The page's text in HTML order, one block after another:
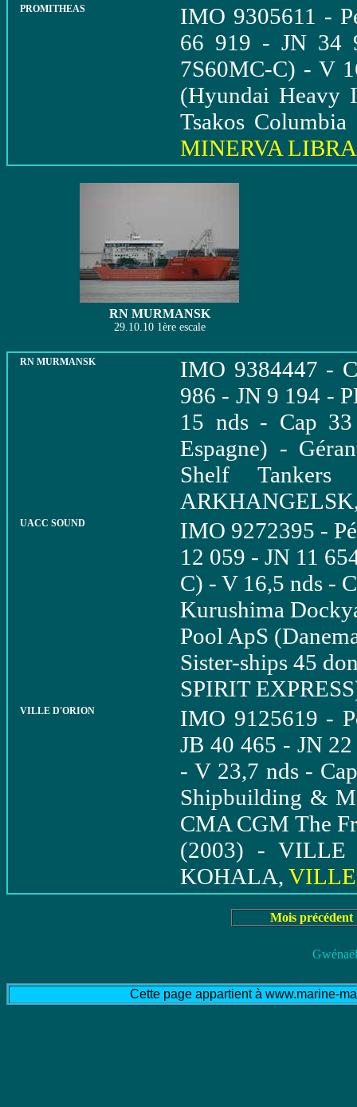
PROMITHEAS
IMO 9305611 -
66 919 - JN 34
7S60MC-C) - V
(Hyundai Heavy
Tsakos
MINERVA LIBRA
RN MURMANSK
29.10.10 1ère escale
RN MURMANSK
IMO 9384447 -
986 - JN 9 194 -
15 nds - Cap
Espagne) -
Shelf
UACC SOUND
IMO 9272395 -
12 059 - JN 11
C) - V 16,5 nds -
Kurushima
Pool ApS
Sister-ships 45
SPIRIT
VILLE D'ORION
IMO 9125619 -
JB 40 465 - JN
- V 23,7 nds -
Shipbuilding &
CMA CGM The
(2003) - VILLE
KOHALA,
Mois précédent
Cette page appartient à www.marine-